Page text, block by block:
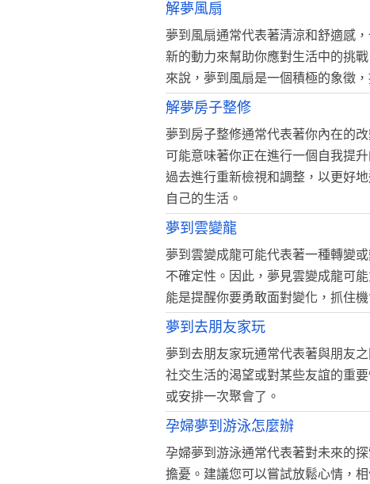
解夢風扇
夢到風扇通常代表著清涼和舒適感
新的動力來幫助你應對生活中的挑
來說，夢到風扇是一個積極的象徵
解夢房子整修
夢到房子整修通常代表著你內在的
可能意味著你正在進行一個自我提
過去進行重新檢視和調整，以更好
自己的生活。
夢到雲變龍
夢到雲變成龍可能代表著一種轉變
不確定性。因此，夢見雲變成龍可
能是提醒你要勇敢面對變化，抓住
夢到去朋友家玩
夢到去朋友家玩通常代表著與朋友
社交生活的渴望或對某些友誼的重
或安排一次聚會了。
孕婦夢到游泳怎麼辦
孕婦夢到游泳通常代表著對未來的
擔憂。建議您可以嘗試放鬆心情，